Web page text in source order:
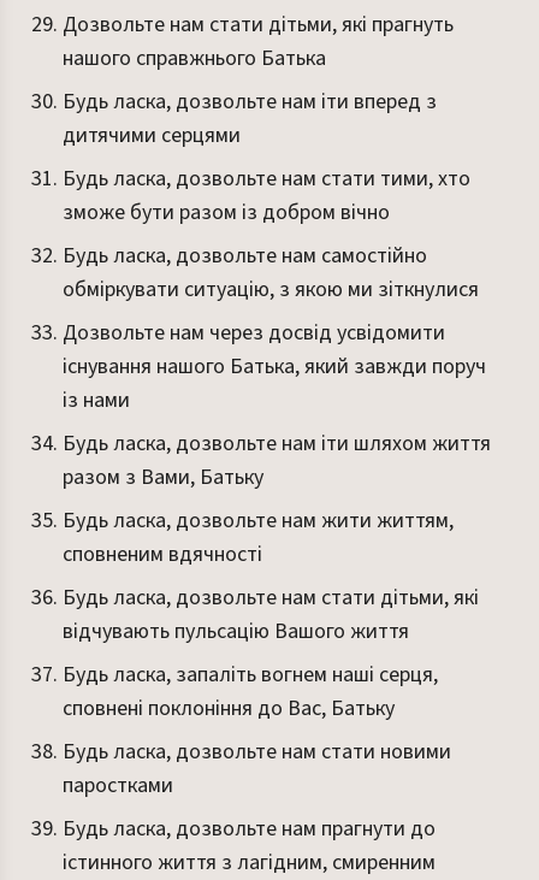
Дозвольте нам стати дітьми, які прагнуть
нашого справжнього Батька
Будь ласка, дозвольте нам іти вперед з
дитячими серцями
Будь ласка, дозвольте нам стати тими, хто
зможе бути разом із добром вічно
Будь ласка, дозвольте нам самостійно
обміркувати ситуацію, з якою ми зіткнулися
Дозвольте нам через досвід усвідомити
існування нашого Батька, який завжди поруч
із нами
Будь ласка, дозвольте нам іти шляхом життя
разом з Вами, Батьку
Будь ласка, дозвольте нам жити життям,
сповненим вдячності
Будь ласка, дозвольте нам стати дітьми, які
відчувають пульсацію Вашого життя
Будь ласка, запаліть вогнем наші серця,
сповнені поклоніння до Вас, Батьку
Будь ласка, дозвольте нам стати новими
паростками
Будь ласка, дозвольте нам прагнути до
істинного життя з лагідним, смиренним